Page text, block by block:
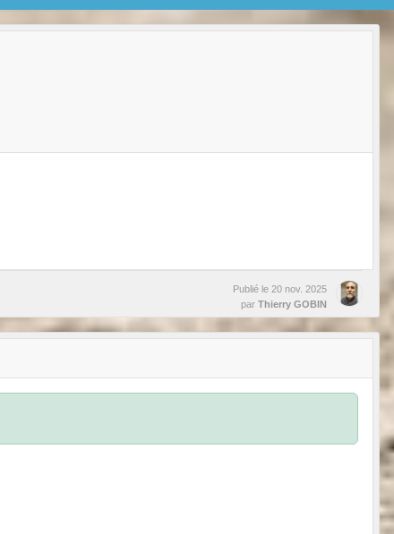
Publié le 20 nov. 2025
par Thierry GOBIN